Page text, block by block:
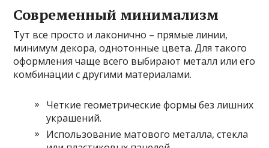
Современный минимализм
Тут все просто и лаконично – прямые линии,
минимум декора, однотонные цвета. Для такого
оформления чаще всего выбирают металл или его
комбинации с другими материалами.
Четкие геометрические формы без лишних
украшений.
Использование матового металла, стекла